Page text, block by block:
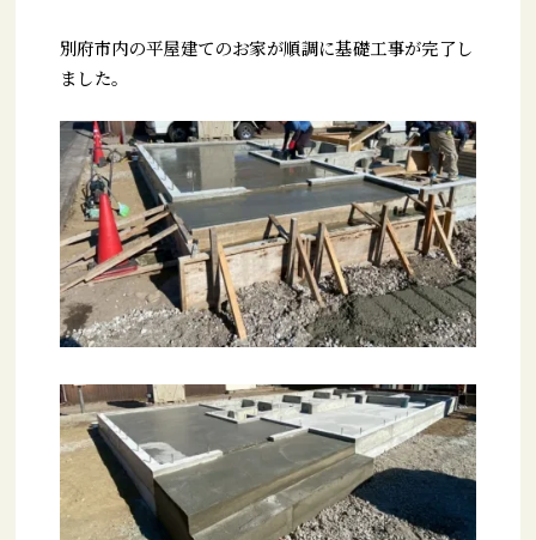
別府市内の平屋建てのお家が順調に基礎工事が完了し
ました。